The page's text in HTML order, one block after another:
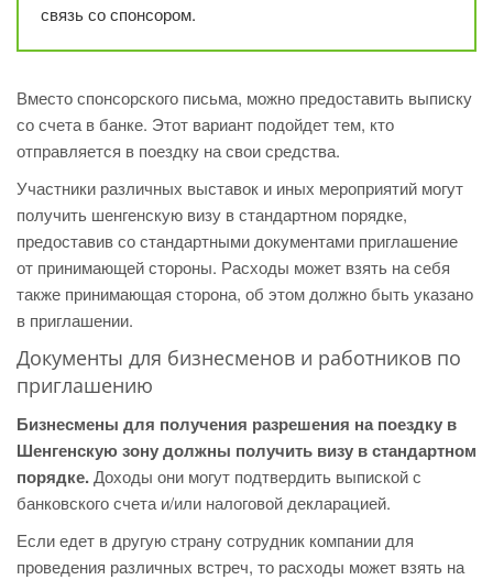
связь со спонсором.
Вместо спонсорского письма, можно предоставить выписку
со счета в банке. Этот вариант подойдет тем, кто
отправляется в поездку на свои средства.
Участники различных выставок и иных мероприятий могут
получить шенгенскую визу в стандартном порядке,
предоставив со стандартными документами приглашение
от принимающей стороны. Расходы может взять на себя
также принимающая сторона, об этом должно быть указано
в приглашении.
Документы для бизнесменов и работников по
приглашению
Бизнесмены для получения разрешения на поездку в
Шенгенскую зону должны получить визу в стандартном
порядке.Доходы они могут подтвердить выпиской с
банковского счета и/или налоговой декларацией.
Если едет в другую страну сотрудник компании для
проведения различных встреч, то расходы может взять на